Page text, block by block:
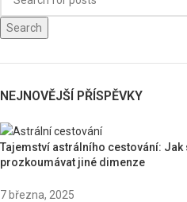
Search
NEJNOVĚJŠÍ PŘÍSPĚVKY
Tajemství astrálního cestování: Jak
prozkoumávat jiné dimenze
7 března, 2025